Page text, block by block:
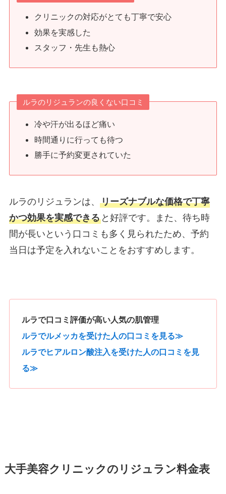
クリニックの対応がとても丁寧で安心
効果を実感した
スタッフ・先生も熱心
ルラのリジュランの良くない口コミ
冷や汗が出るほど痛い
時間通りに行っても待つ
勝手に予約変更されていた
ルラのリジュランは、 リーズナブルな価格で丁寧
かつ効果を実感できると好評です。また、待ち時
間が長いという口コミも多く見られたため、予約
当日は予定を入れないことをおすすめします。
ルラで口コミ評価が高い人気の肌管理
ルラでルメッカを受けた人の口コミを見る≫
ルラでヒアルロン酸注入を受けた人の口コミを見
る≫
大手美容クリニックのリジュラン料金表